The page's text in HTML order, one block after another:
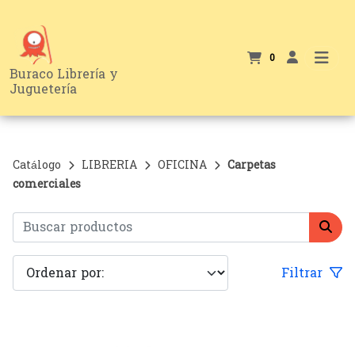
Buraco Librería y
Juguetería
0
Catálogo LIBRERIA OFICINA
Carpetas
comerciales
Filtrar